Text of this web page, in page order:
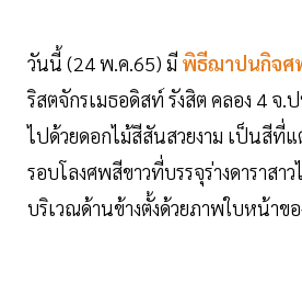
วันนี้ (24 พ.ค.65) มี พิธีฌาปนกิจศ
ริสตจักรเมธอดิสท์ รังสิต คลอง 4 จ.
ไปด้วยดอกไม้สีสันสวยงาม เป็นสีที่
รอบโลงศพสีขาวที่บรรจุร่างดาราสา
บริเวณด้านข้างตั้งด้วยภาพใบหน้าขอ